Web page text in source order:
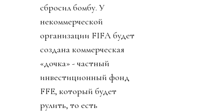
сбросил бомбу. У
некоммерческой
организации FIFA будет
создана коммерческая
«дочка» - частный
инвестиционный фонд
FFE, который будет
рулить, то есть